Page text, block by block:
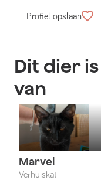
Profiel opslaan
Dit dier
van
Marvel
Verhuiskat